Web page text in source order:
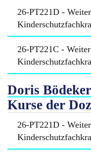
26-PT221D -
26-PT221C -
Doris Bödeker
Kurse der
26-PT221D -